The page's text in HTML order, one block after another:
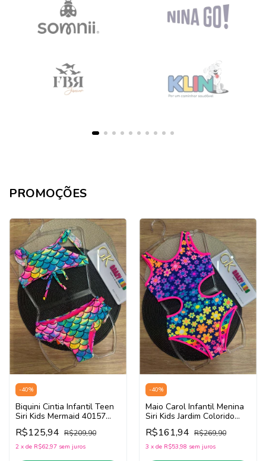
PROMOÇÕES
-40%
Biquini Cintia Infantil Teen
Siri Kids Mermaid 40157
(Rosa/Azul)
R$125,94 R$209,90
2 x de R$62,97 sem juros
-40%
Maio Carol Infantil Menina
Siri Kids Jardim Colorido
Dupla face 40099
(Rosa/Marinho)
R$161,94 R$269,90
3 x de R$53,98 sem juros